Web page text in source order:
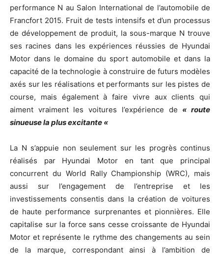
performance N au Salon International de l’automobile de
Francfort 2015. Fruit de tests intensifs et d’un processus
de développement de produit, la sous-marque N trouve
ses racines dans les expériences réussies de Hyundai
Motor dans le domaine du sport automobile et dans la
capacité de la technologie à construire de futurs modèles
axés sur les réalisations et performants sur les pistes de
course, mais également à faire vivre aux clients qui
aiment vraiment les voitures l’expérience de « route
sinueuse la plus excitante «
La N s’appuie non seulement sur les progrès continus
réalisés par Hyundai Motor en tant que principal
concurrent du World Rally Championship (WRC), mais
aussi sur l’engagement de l’entreprise et les
investissements consentis dans la création de voitures
de haute performance surprenantes et pionnières. Elle
capitalise sur la force sans cesse croissante de Hyundai
Motor et représente le rythme des changements au sein
de la marque, correspondant ainsi à l’ambition de